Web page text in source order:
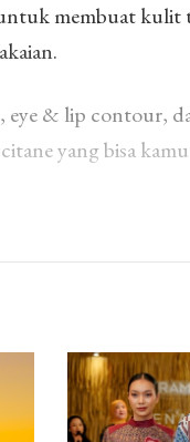
membuat
eye & lip contour,
yang bisa